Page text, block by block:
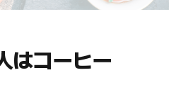
はコーヒー